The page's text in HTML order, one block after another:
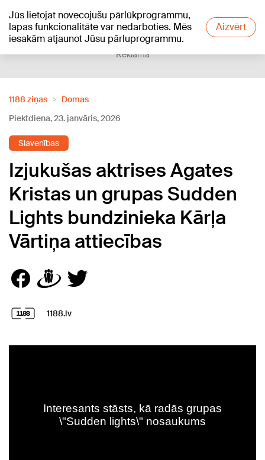
Jūs lietojat novecojušu pārlūkprogrammu,
lapas funkcionalitāte var nedarboties. Mēs
iesakām atjaunot Jūsu pārluprogrammu.
Aizvērt
+20°C
Reklāma
1188 ziņas
Domas
Piektdiena, 23. janvāris, 2026
Slavenības
Izjukušas aktrises Agates
Kristas un grupas Sudden
Lights bundzinieka Kārļa
Vārtiņa attiecības
1188.lv